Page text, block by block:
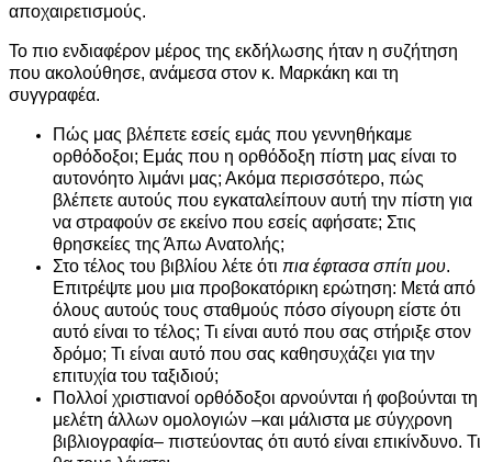
αποχαιρετισμούς.
Το πιο ενδιαφέρον μέρος της εκδήλωσης ήταν η συζήτηση
που ακολούθησε, ανάμεσα στον κ. Μαρκάκη και τη
συγγραφέα.
Πώς μας βλέπετε εσείς εμάς που γεννηθήκαμε
ορθόδοξοι; Εμάς που η ορθόδοξη πίστη μας είναι το
αυτονόητο λιμάνι μας; Ακόμα περισσότερο, πώς
βλέπετε αυτούς που εγκαταλείπουν αυτή την πίστη για
να στραφούν σε εκείνο που εσείς αφήσατε; Στις
θρησκείες της Άπω Ανατολής;
Στο τέλος του βιβλίου λέτε ότι πια έφτασα σπίτι μου.
Επιτρέψτε μου μια προβοκατόρικη ερώτηση: Μετά από
όλους αυτούς τους σταθμούς πόσο σίγουρη είστε ότι
αυτό είναι το τέλος; Τι είναι αυτό που σας στήριξε στον
δρόμο; Τι είναι αυτό που σας καθησυχάζει για την
επιτυχία του ταξιδιού;
Πολλοί χριστιανοί ορθόδοξοι αρνούνται ή φοβούνται τη
μελέτη άλλων ομολογιών –και μάλιστα με σύγχρονη
βιβλιογραφία– πιστεύοντας ότι αυτό είναι επικίνδυνο. Τι